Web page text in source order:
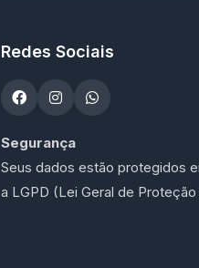
Redes Sociais
Segurança
Seus dados estão protegidos
a LGPD (Lei Geral de